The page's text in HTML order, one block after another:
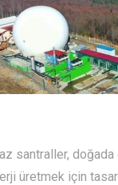
santraller,
üretmek için